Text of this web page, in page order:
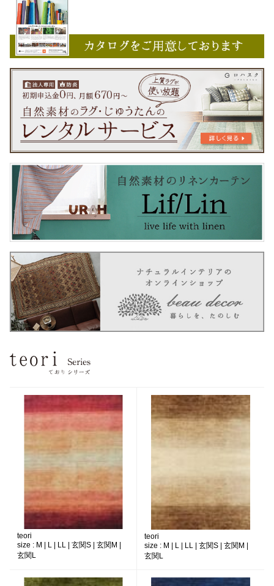
teori
size : M | L | LL | 玄関S | 玄関M |
玄関L
teori
size : M | L | LL | 玄関S | 玄関M |
玄関L